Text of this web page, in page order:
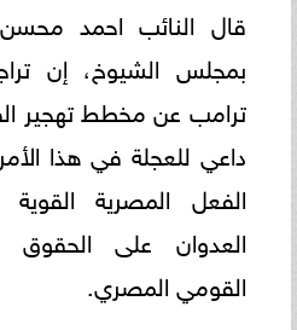
قال النائب احمد
بمجلس الشيوخ، إن
ترامب عن مخطط تهجير
داعي للعجلة في هذا
الفعل المصرية
العدوان على الحقوق
القومي المصري.